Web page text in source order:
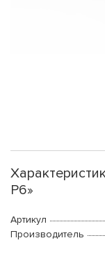
P6»
Артикул
Производитель